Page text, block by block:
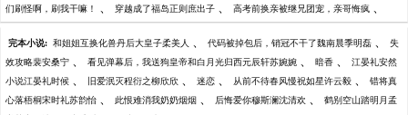
们刷怪啊，刷我干嘛！ 、 穿越成了福岛正则庶出子 、 高考前换亲被继兄团宠，亲哥悔疯 、
完本小说: 和姐姐互换化兽丹后大皇子柔美人 、 代码被掉包后，销冠不干了魏南晨季明磊 、 失
效攻略裴安桑宁 、 看见弹幕后，我送狗皇帝和白月光归西元辰轩苏婉婉 、 暗香 、 江晏礼安然
小说江晏礼时候 、 旧爱泯灭程衍之柳欣欣 、 迷恋 、 从前不待春风慢祝如星许云毅 、 错将真
心落梧桐宋时礼苏韵怡 、 此恨难消我奶奶烟烟 、 后悔爱你穆斯澜沈清欢 、 鹤别空山踏明月孟